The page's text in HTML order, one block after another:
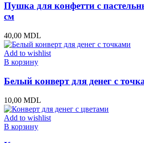
Пушка для конфетти с
см
40,00 MDL
Add to wishlist
В корзину
Белый конверт для денег с
10,00 MDL
Add to wishlist
В корзину